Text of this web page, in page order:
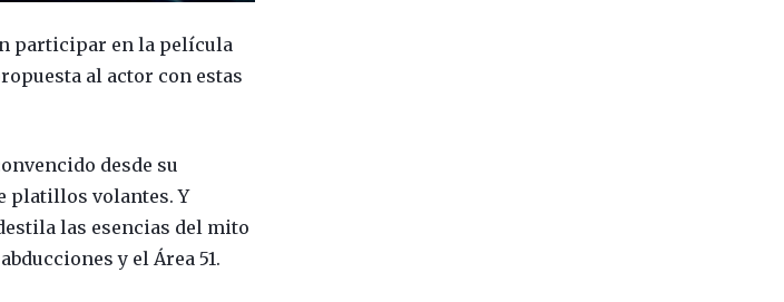
participar en la película
al actor con estas
desde su
platillos volantes. Y
las esencias del mito
y el Área 51.